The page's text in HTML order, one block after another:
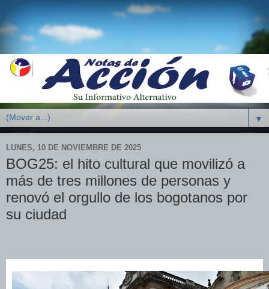
▼
LUNES, 10 DE NOVIEMBRE DE 2025
BOG25: el hito cultural que movilizó a
más de tres millones de personas y
renovó el orgullo de los bogotanos por
su ciudad